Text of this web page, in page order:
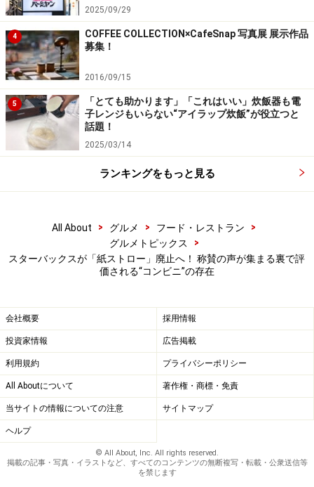
カネカ「カネカ生分解性ポリマーPHBH製セブンカフェ
用ストロー 導入エリアを拡大」
コメントは原文ママ
※記事内容は執筆時点のものです。最新の内容をご確認くださ
い。
※メニューや料金などのデータは、取材時または記事公開時点で
の内容です。
2025/09/29
4
COFFEE COLLECTION×CafeSnap 写真展 展示作品
募集！
2016/09/15
5
「とても助かります」「これはいい」炊飯器も電
子レンジもいらない“アイラップ炊飯”が役立つと
話題！
2025/03/14
ランキングをもっと見る
All About > グルメ > フード・レストラン
>
グルメトピックス
>
スターバックスが「紙ストロー」廃止へ！ 称賛の声が集まる裏で評
価される“コンビニ”の存在
会社概要 採用情報
投資家情報 広告掲載
利用規約 プライバシーポリシー
All Aboutについて 著作権・商標・免責
当サイトの情報についての注意 サイトマップ
ヘルプ
© All About, Inc. All rights reserved.
掲載の記事・写真・イラストなど、すべてのコンテンツの無断複写・転載・公衆送信等
を禁じます